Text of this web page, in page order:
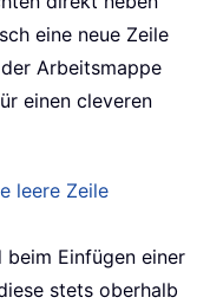
eine neue Zeile
Arbeitsmappe
einen cleveren
leere Zeile
Einfügen einer
stets oberhalb